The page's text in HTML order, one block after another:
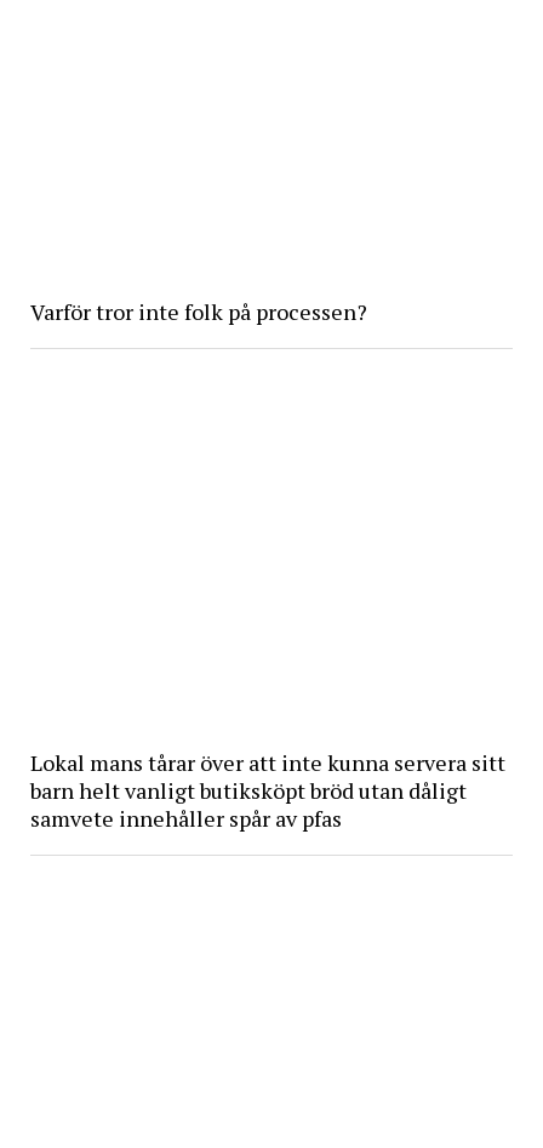
Varför tror inte folk på processen?
Lokal mans tårar över att inte kunna servera sitt
barn helt vanligt butiksköpt bröd utan dåligt
samvete innehåller spår av pfas